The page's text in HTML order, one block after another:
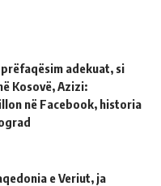
adekuat, si
Kosovë, Azizi:
në Facebook, historia
e Veriut, ja